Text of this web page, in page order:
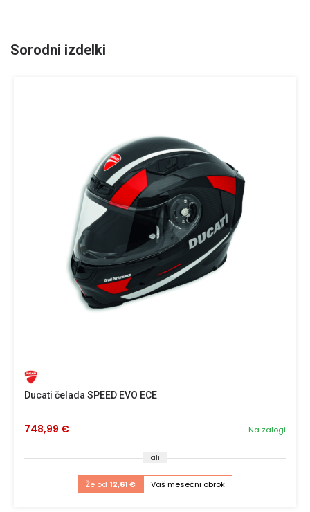
Sorodni izdelki
Ducati čelada SPEED EVO ECE
Na zalogi
748,99 €
ali
Že od 12,61 € Vaš mesečni obrok